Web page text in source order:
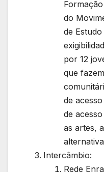
do
de
por 12
que
de
de
as artes,
Intercâmbio:
Rede